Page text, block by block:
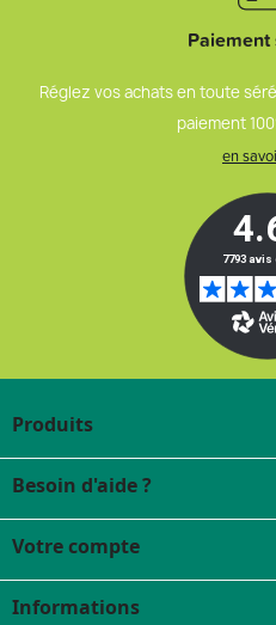
Réglez vos achats en toute
paiement
en
Produits
Besoin d'aide ?
Votre compte
Informations